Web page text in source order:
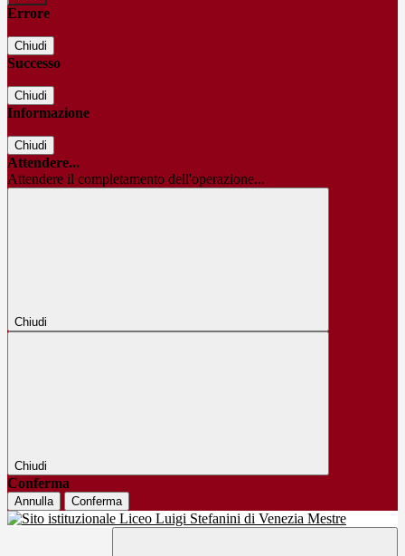
Errore
Chiudi
Successo
Chiudi
Informazione
Chiudi
Attendere...
Attendere il completamento dell'operazione...
Chiudi
Chiudi
Conferma
Annulla Conferma